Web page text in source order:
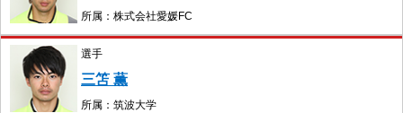
所属：株式会社愛媛FC
選手
三笘 薫
所属：筑波大学